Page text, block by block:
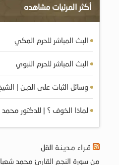
أكثر المرئيات مشاهده
البث المباشر للحرم المكي
البث المباشر للحرم النبوي
وسائل الثبات على الدين | الشيخ
لماذا الخوف ؟ | للدكتور محمد
قـراء مـديـنـة القل
من سورة النجم القارئ محمد